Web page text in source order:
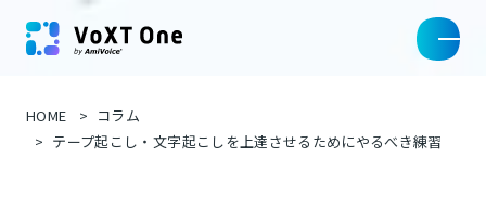
HOME
コラム
テープ起こし・文字起こしを上達させるためにやるべき練習